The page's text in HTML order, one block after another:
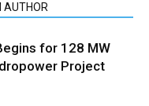
AUTHOR
for 128 MW
Project